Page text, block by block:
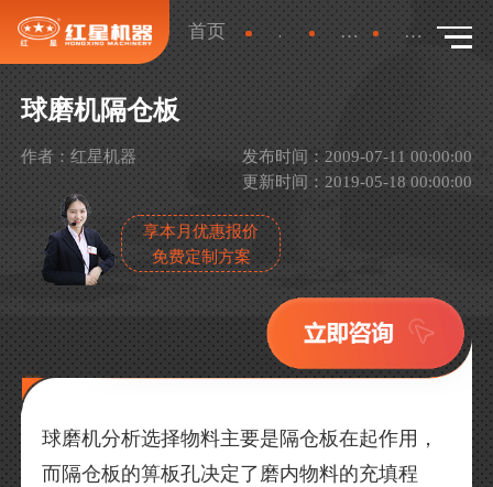
首页 新闻 产品新闻 详情
球磨机隔仓板
作者：红星机器
发布时间：2009-07-11 00:00:00
更新时间：2019-05-18 00:00:00
享本月优惠报价
免费定制方案
球磨机分析选择物料主要是隔仓板在起作用，
而隔仓板的箅板孔决定了磨内物料的充填程